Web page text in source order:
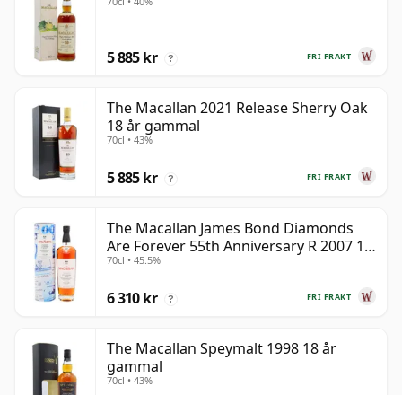
FRI FRAKT
5 885 kr ?
The Macallan 2021 Release Sherry Oak
18 år gammal
70cl • 43%
FRI FRAKT
5 885 kr ?
The Macallan James Bond Diamonds
Are Forever 55th Anniversary R 2007 18
år gammal
70cl • 45.5%
FRI FRAKT
6 310 kr ?
The Macallan Speymalt 1998 18 år
gammal
70cl • 43%